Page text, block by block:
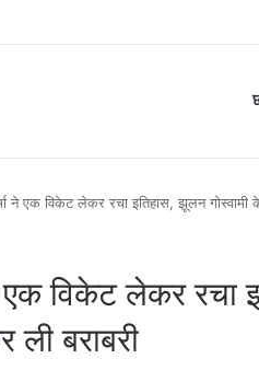
ने एक विकेट लेकर रचा इतिहास, झूलन गोस्वामी
एक विकेट लेकर रचा
ली बराबरी